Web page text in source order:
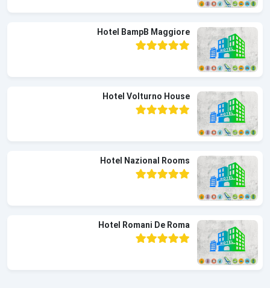
Hotel BampB Maggiore
Hotel Volturno House
Hotel Nazional Rooms
Hotel Romani De Roma